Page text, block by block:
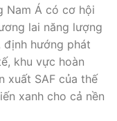
Nam Á có cơ hội
lai năng lượng
định hướng phát
khu vực hoàn
xuất SAF của thế
xanh cho cả nền